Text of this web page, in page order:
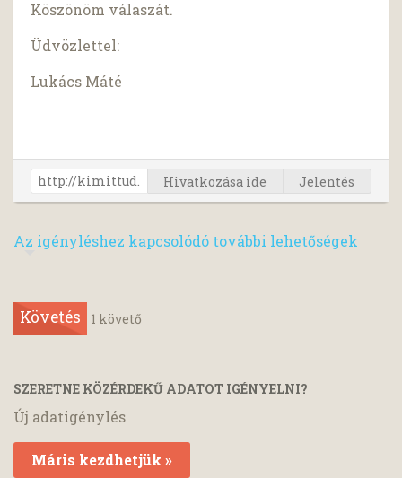
Köszönöm válaszát.
Üdvözlettel:
Lukács Máté
Hivatkozása ide Jelentés
Az igényléshez kapcsolódó további lehetőségek
Követés 1 követő
SZERETNE KÖZÉRDEKŰ ADATOT IGÉNYELNI?
Új adatigénylés
Máris kezdhetjük »